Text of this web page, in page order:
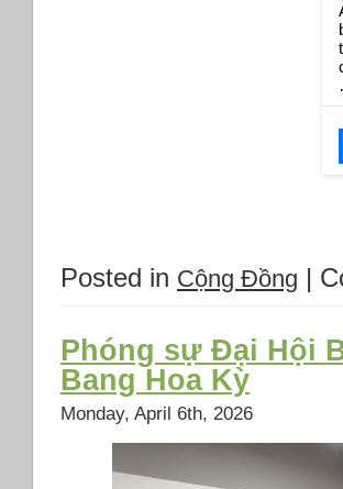
Posted in Cộng Đồng |
Phóng sự Đại Hội
Bang Hoa Kỳ
Monday, April 6th, 2026